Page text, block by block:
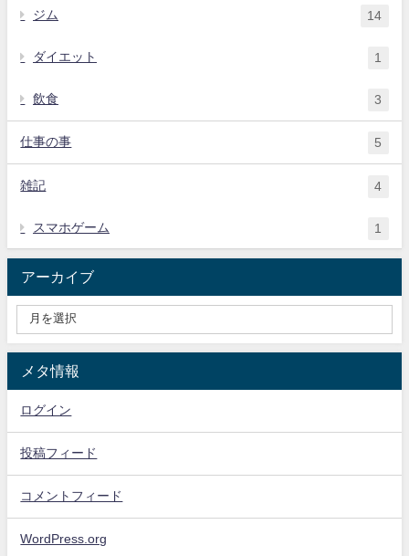
ジム 14
ダイエット 1
飲食 3
仕事の事 5
雑記 4
スマホゲーム 1
アーカイブ
メタ情報
ログイン
投稿フィード
コメントフィード
WordPress.org